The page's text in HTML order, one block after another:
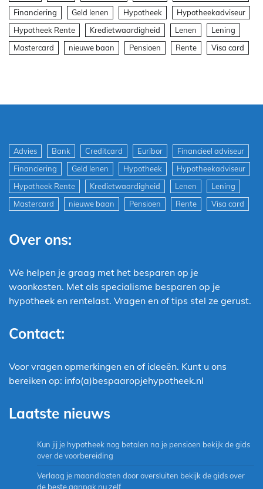
Financiering
Geld lenen Hypotheek
Hypotheekadviseur
Hypotheek Rente
Kredietwaardigheid Lenen
Lening
Mastercard
nieuwe baan Pensioen Rente Visa card
Advies Bank Creditcard Euribor
Financieel adviseur
Financiering
Geld lenen Hypotheek
Hypotheekadviseur
Hypotheek Rente
Kredietwaardigheid Lenen
Lening
Mastercard
nieuwe baan Pensioen Rente Visa card
Over ons:
We helpen je graag met het besparen op je
woonkosten. Met als specialisme besparen op je
hypotheek en rentelast. Vragen en of tips stel ze gerust.
Contact:
Voor vragen opmerkingen en of ideeën. Kunt u ons
bereiken op: info(a)bespaaropjehypotheek.nl
Laatste nieuws
Kun jij je hypotheek nog betalen na je pensioen bekijk de gids
over de voorbereiding
Verlaag je maandlasten door oversluiten bekijk de gids over
de beste aanpak nu zelf